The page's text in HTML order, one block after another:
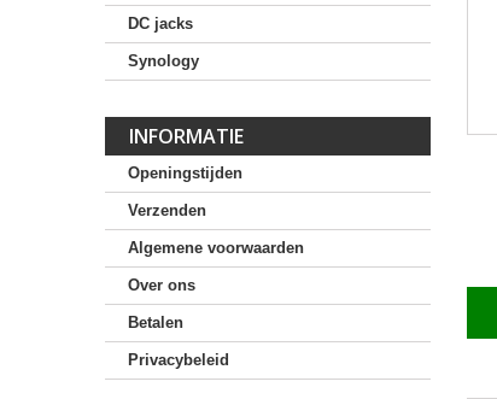
DC jacks
Synology
INFORMATIE
Openingstijden
Verzenden
Algemene voorwaarden
Over ons
Betalen
Privacybeleid